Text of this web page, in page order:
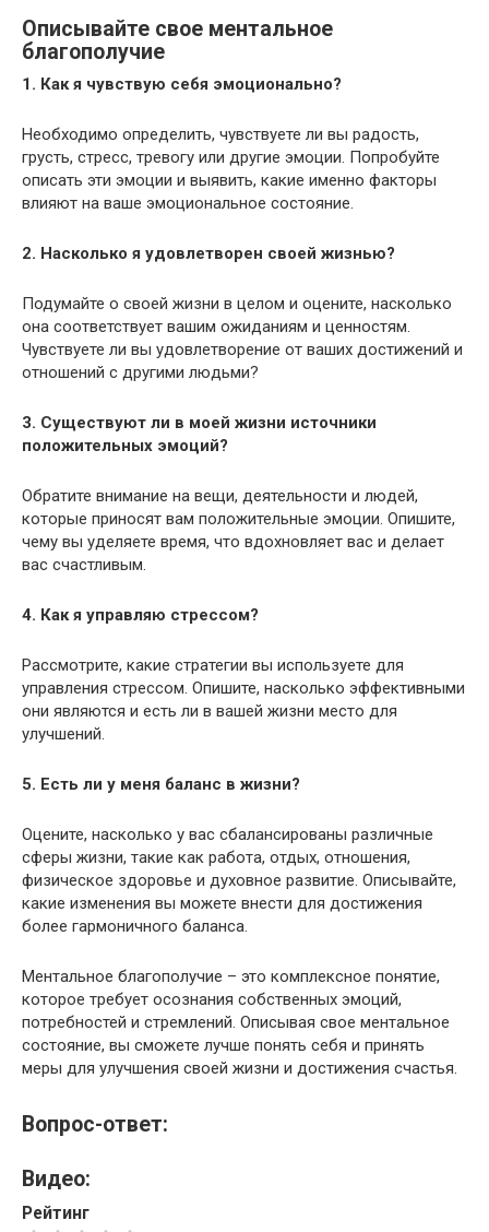
Описывайте свое ментальное
благополучие
1. Как я чувствую себя эмоционально?
Необходимо определить, чувствуете ли вы радость,
грусть, стресс, тревогу или другие эмоции. Попробуйте
описать эти эмоции и выявить, какие именно факторы
влияют на ваше эмоциональное состояние.
2. Насколько я удовлетворен своей жизнью?
Подумайте о своей жизни в целом и оцените, насколько
она соответствует вашим ожиданиям и ценностям.
Чувствуете ли вы удовлетворение от ваших достижений и
отношений с другими людьми?
3. Существуют ли в моей жизни источники
положительных эмоций?
Обратите внимание на вещи, деятельности и людей,
которые приносят вам положительные эмоции. Опишите,
чему вы уделяете время, что вдохновляет вас и делает
вас счастливым.
4. Как я управляю стрессом?
Рассмотрите, какие стратегии вы используете для
управления стрессом. Опишите, насколько эффективными
они являются и есть ли в вашей жизни место для
улучшений.
5. Есть ли у меня баланс в жизни?
Оцените, насколько у вас сбалансированы различные
сферы жизни, такие как работа, отдых, отношения,
физическое здоровье и духовное развитие. Описывайте,
какие изменения вы можете внести для достижения
более гармоничного баланса.
Ментальное благополучие – это комплексное понятие,
которое требует осознания собственных эмоций,
потребностей и стремлений. Описывая свое ментальное
состояние, вы сможете лучше понять себя и принять
меры для улучшения своей жизни и достижения счастья.
Вопрос-ответ:
Видео:
Рейтинг